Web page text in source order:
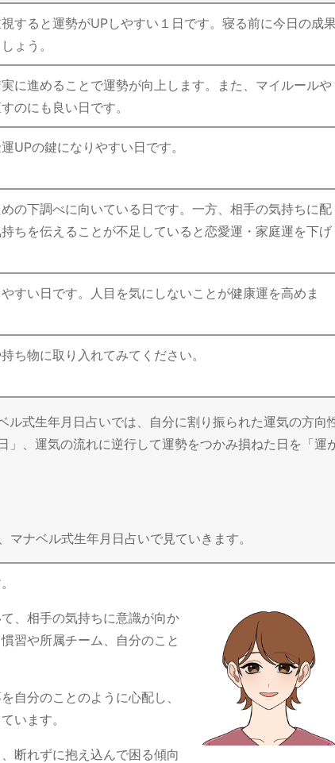
すると運勢がUPしやすい１日です。寝る前に今日の成
ょう。
に進めることで運勢が向上します。また、マイルールや
のにも良い日です。
UPの鍵になりやすい日です。
の下調べに向いている日です。一方、相手の気持ちに配
ちを伝えることが不足していると恋愛運・家庭運を下げ
すい日です。人目を気にしないことが健康運を高めま
ち物に取り入れてみてください。
ル式生年月日占いでは、自分に割り振られた運気の方向
」、運気の流れに逆行して運勢をつかみ損ねた日を「運
ナベル式生年月日占いで見ていきます。
て、相手の気持ちに意識が向か
習や所属チーム、自分のこと
自分のことのように心配し、
います。
断れずに抱え込んで困る傾向